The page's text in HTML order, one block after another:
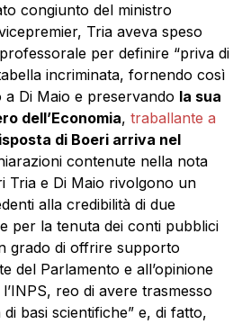
congiunto del ministro
Tria aveva speso
per definire “priva di
incriminata, fornendo così
a Di Maio e preservando la sua
dell’Economia, traballante a
di Boeri arriva nel
contenute nella nota
Tria e Di Maio rivolgono un
alla credibilità di due
per la tenuta dei conti pubblici
grado di offrire supporto
del Parlamento e all’opinione
reo di avere trasmesso
basi scientifiche” e, di fatto,